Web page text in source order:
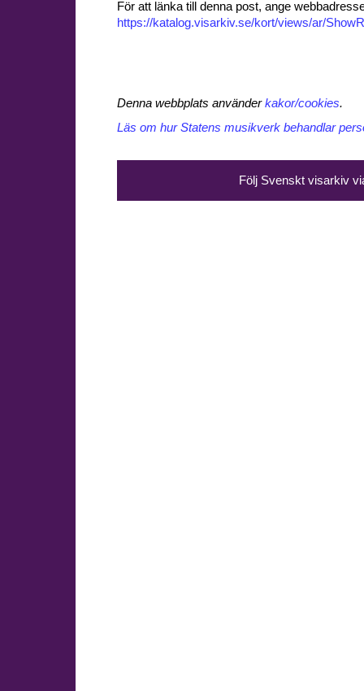
För att länka till denna post, ange
https://katalog.visarkiv.se/kort/views/ar/
Denna webbplats använderkakor/cookies.
Läs om hur Statens musikverk behandlar
Följ Svenskt visarkiv